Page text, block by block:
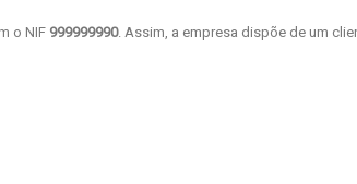
o NIF 999999990. Assim, a empresa dispõe de um